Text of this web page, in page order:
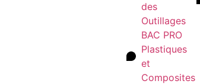
des
Outillages
BAC PRO
Plastiques
et
Composites